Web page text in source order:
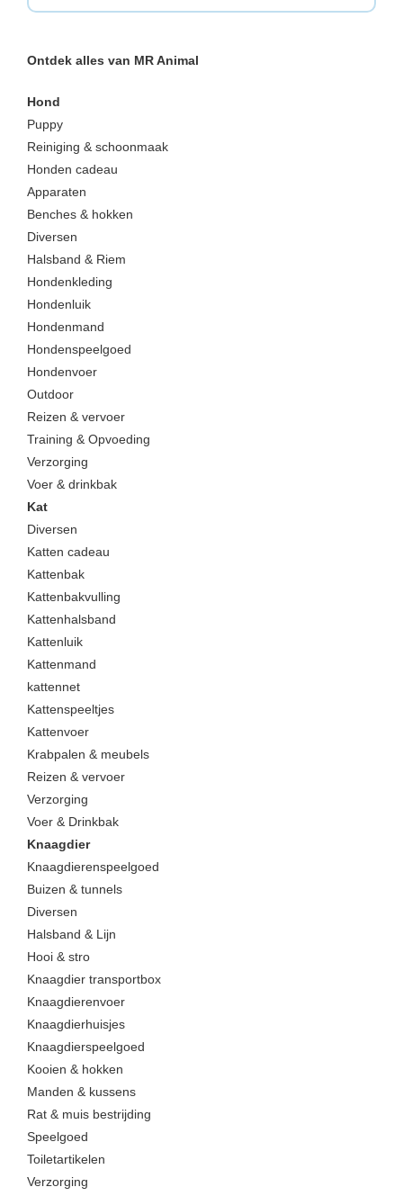
Ontdek alles van MR Animal
Hond
Puppy
Reiniging & schoonmaak
Honden cadeau
Apparaten
Benches & hokken
Diversen
Halsband & Riem
Hondenkleding
Hondenluik
Hondenmand
Hondenspeelgoed
Hondenvoer
Outdoor
Reizen & vervoer
Training & Opvoeding
Verzorging
Voer & drinkbak
Kat
Diversen
Katten cadeau
Kattenbak
Kattenbakvulling
Kattenhalsband
Kattenluik
Kattenmand
kattennet
Kattenspeeltjes
Kattenvoer
Krabpalen & meubels
Reizen & vervoer
Verzorging
Voer & Drinkbak
Knaagdier
Knaagdierenspeelgoed
Buizen & tunnels
Diversen
Halsband & Lijn
Hooi & stro
Knaagdier transportbox
Knaagdierenvoer
Knaagdierhuisjes
Knaagdierspeelgoed
Kooien & hokken
Manden & kussens
Rat & muis bestrijding
Speelgoed
Toiletartikelen
Verzorging